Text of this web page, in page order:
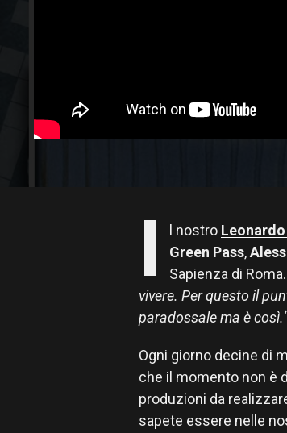
I l nostro Leonardo
Green Pass,
Sapienza di Roma.
vivere. Per questo il
paradossale ma è così.
Ogni giorno decine di
che il momento non è
produzioni da
sapete essere nelle